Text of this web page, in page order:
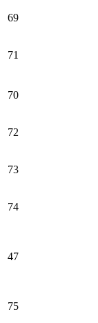
69
71
70
72
73
74
47
75